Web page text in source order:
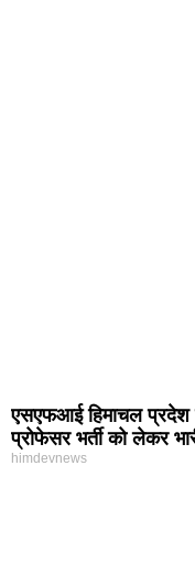
एसएफआई हिमाचल प्रदेश
प्रोफेसर भर्ती को लेकर
himdevnews